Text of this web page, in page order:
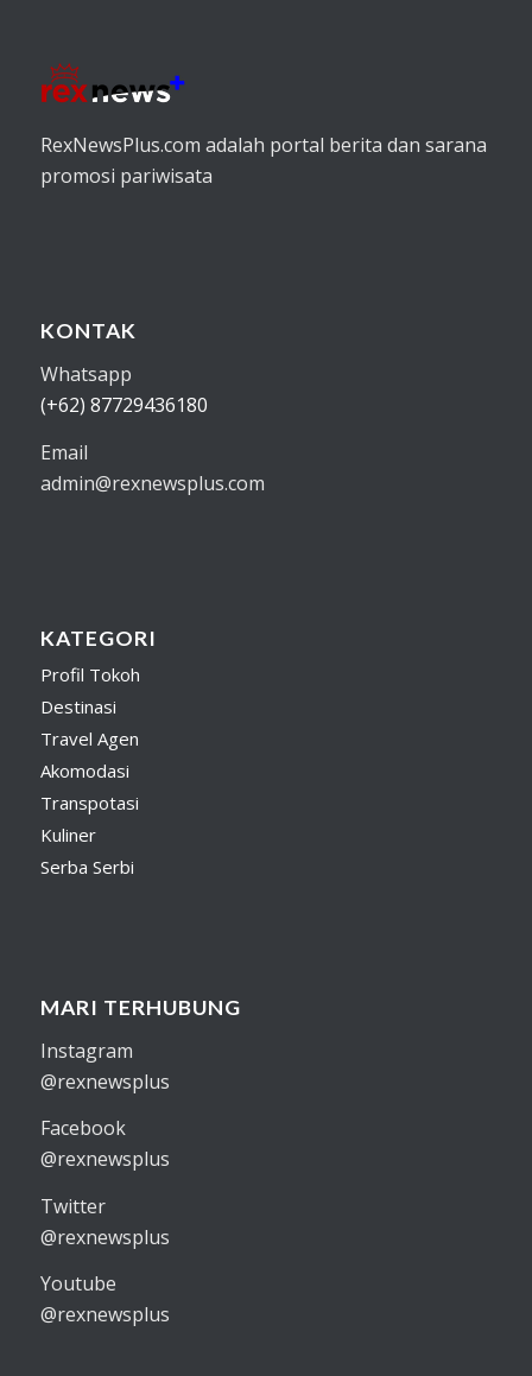
RexNewsPlus.com adalah portal berita dan sarana
promosi pariwisata
KONTAK
Whatsapp
(+62) 87729436180
Email
admin@rexnewsplus.com
KATEGORI
Profil Tokoh
Destinasi
Travel Agen
Akomodasi
Transpotasi
Kuliner
Serba Serbi
MARI TERHUBUNG
Instagram
@rexnewsplus
Facebook
@rexnewsplus
Twitter
@rexnewsplus
Youtube
@rexnewsplus